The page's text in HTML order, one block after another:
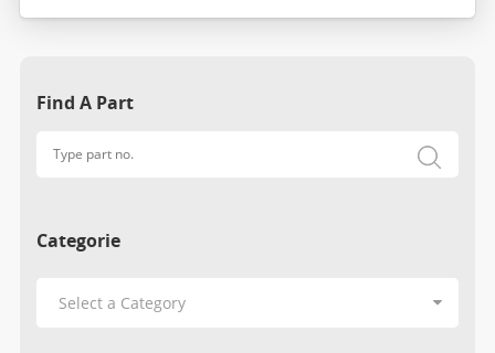
Find A Part
Categorie